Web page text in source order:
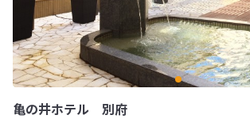
亀の井ホテル 別府